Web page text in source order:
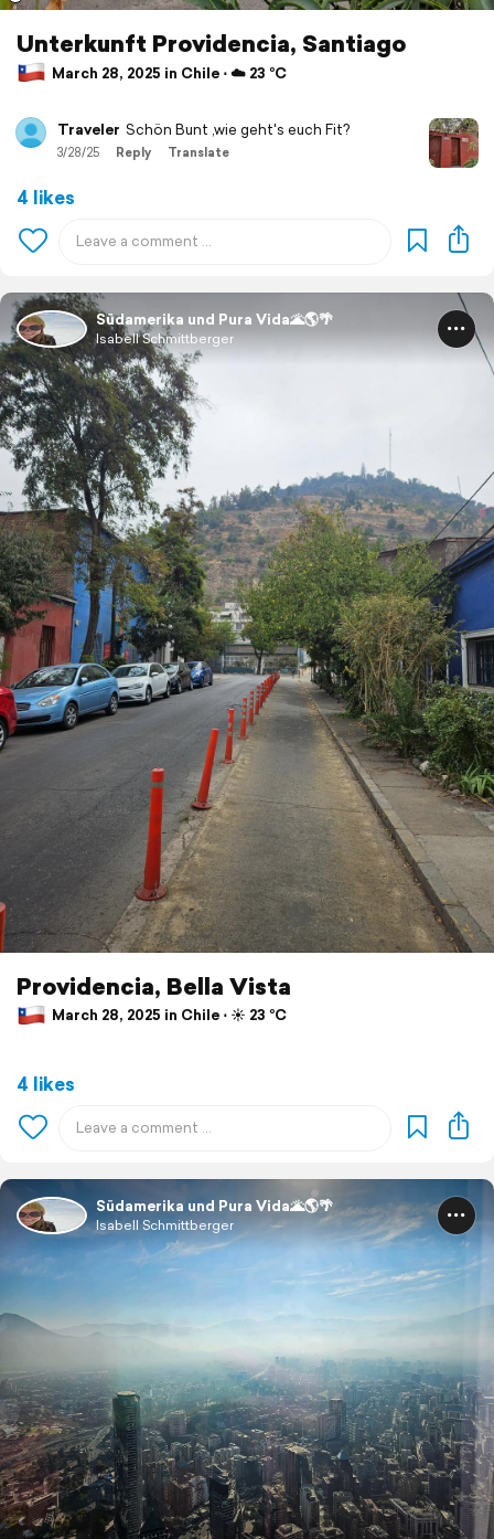
Unterkunft Providencia, Santiago
March 28, 2025 in Chile ⋅ ☁️ 23 °C
Traveler Schön Bunt ,wie geht's euch Fit?
3/28/25 Reply Translate
4 likes
Südamerika und Pura Vida🌋🌎🌴
Isabell Schmittberger
Providencia, Bella Vista
March 28, 2025 in Chile ⋅ ☀️ 23 °C
4 likes
Südamerika und Pura Vida🌋🌎🌴
Isabell Schmittberger